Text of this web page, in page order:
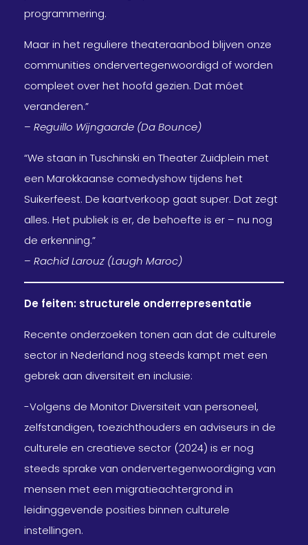
programmering.
Maar in het reguliere theateraanbod blijven onze
communities ondervertegenwoordigd of worden
compleet over het hoofd gezien. Dat móet
veranderen.”
– Reguillo Wijngaarde (Da Bounce)
“We staan in Tuschinski en Theater Zuidplein met
een Marokkaanse comedyshow tijdens het
Suikerfeest. De kaartverkoop gaat super. Dat zegt
alles. Het publiek is er, de behoefte is er – nu nog
de erkenning.”
– Rachid Larouz (Laugh Maroc)
De feiten: structurele onderrepresentatie
Recente onderzoeken tonen aan dat de culturele
sector in Nederland nog steeds kampt met een
gebrek aan diversiteit en inclusie:
-Volgens de Monitor Diversiteit van personeel,
zelfstandigen, toezichthouders en adviseurs in de
culturele en creatieve sector (2024) is er nog
steeds sprake van ondervertegenwoordiging van
mensen met een migratieachtergrond in
leidinggevende posities binnen culturele
instellingen.